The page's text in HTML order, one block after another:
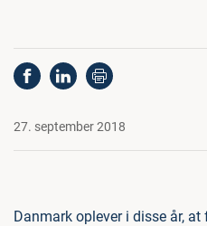
27. september 2018
Danmark oplever i disse år,